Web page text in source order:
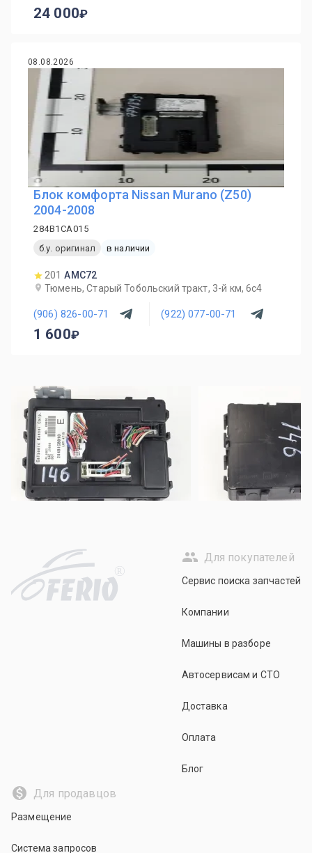
24 000
08.08.2026
Блок комфорта Nissan Murano (Z50)
2004-2008
284B1CA015
б.у. оригинал
в наличии
201 AMC72
Тюмень, Старый Тобольский тракт, 3-й км, 6с4
(906) 826-00-71 (922) 077-00-71
1 600
R
Для покупателей
Сервис поиска запчастей
Компании
Машины в разборе
Автосервисам и СТО
Доставка
Оплата
Блог
Для продавцов
Размещение
Система запросов